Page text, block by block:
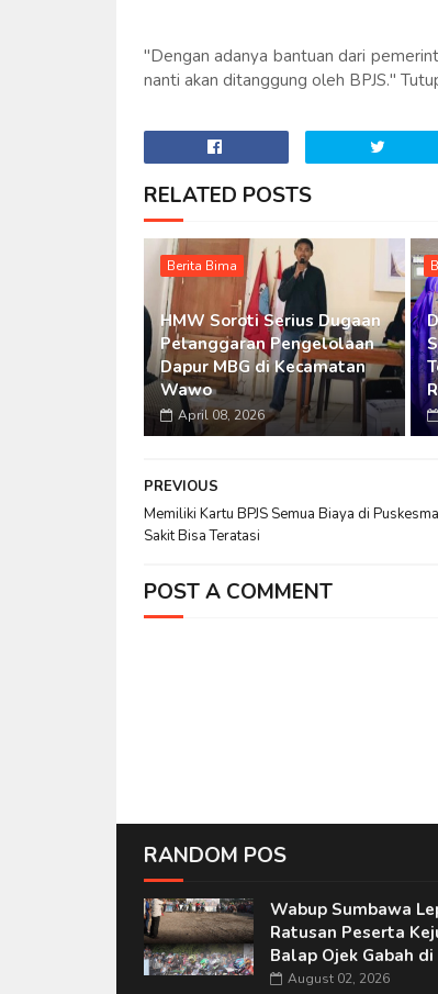
"Dengan adanya bantuan dari
nanti akan ditanggung oleh BPJS."
RELATED POSTS
Berita Bima
HMW Soroti Serius Dugaan
Pelanggaran Pengelolaan
Dapur MBG di Kecamatan
Wawo
April 08, 2026
PREVIOUS
Memiliki Kartu BPJS Semua Biaya di
Sakit Bisa Teratasi
POST A COMMENT
RANDOM POS
Wabup Sumbawa
Ratusan Peserta
Balap Ojek Gabah
August 02, 2026